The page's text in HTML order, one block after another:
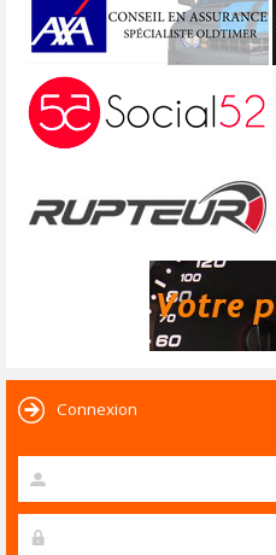
Connexion